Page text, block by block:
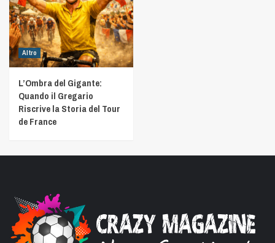
Altro
L’Ombra del Gigante:
Quando il Gregario
Riscrive la Storia del Tour
de France